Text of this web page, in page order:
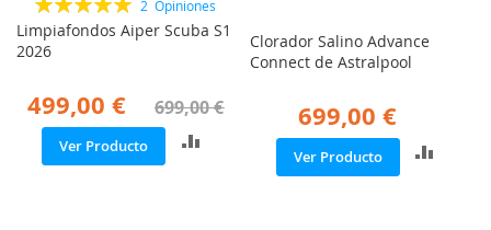
100%
2Opiniones
Limpiafondos Aiper Scuba S1
2026
499,00 € 699,00 €
Ver Producto
A
Clorador Salino Advance
Connect de Astralpool
699,00 €
Ver Producto